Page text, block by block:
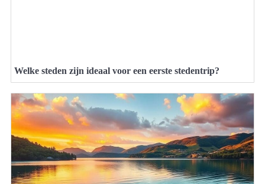
Welke steden zijn ideaal voor een eerste stedentrip?